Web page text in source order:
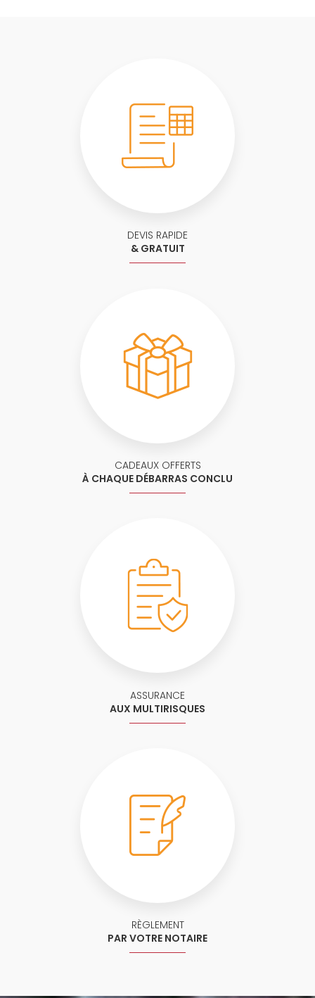
DEVIS RAPIDE
& GRATUIT
CADEAUX OFFERTS
À CHAQUE DÉBARRAS CONCLU
ASSURANCE
AUX MULTIRISQUES
RÈGLEMENT
PAR VOTRE NOTAIRE